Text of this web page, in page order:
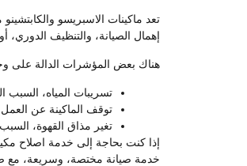
تعد ماكينات الاسبريسو
إهمال الصيانة، والتنظيف الدوري،
هناك بعض المؤشرات الدالة على
تسريبات المياه،
توقف الماكينة عن
تغير مذاق القهوة،
خدمة صيانة مختصة، وسريعة، مع